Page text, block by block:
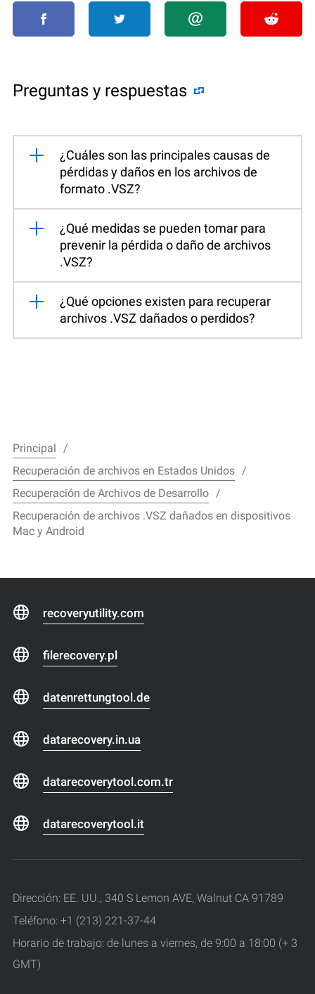
Preguntas y respuestas
¿Cuáles son las principales causas de
pérdidas y daños en los archivos de
formato .VSZ?
¿Qué medidas se pueden tomar para
prevenir la pérdida o daño de archivos
.VSZ?
¿Qué opciones existen para recuperar
archivos .VSZ dañados o perdidos?
Principal
Recuperación de archivos en Estados Unidos
Recuperación de Archivos de Desarrollo
Recuperación de archivos .VSZ dañados en dispositivos
Mac y Android
recoveryutility.com
filerecovery.pl
datenrettungtool.de
datarecovery.in.ua
datarecoverytool.com.tr
datarecoverytool.it
Dirección: EE. UU., 340 S Lemon AVE, Walnut CA 91789
Teléfono: +1 (213) 221-37-44
Horario de trabajo: de lunes a viernes, de 9:00 a 18:00 (+ 3
GMT)